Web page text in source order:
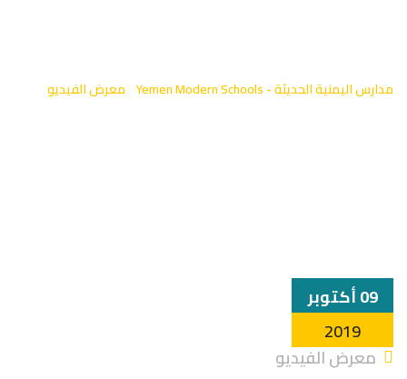
مدارس اليمنية الحديثة - Yemen Modern Schools معرض الفيديو
09 أكتوبر
2019
معرض الفيديو